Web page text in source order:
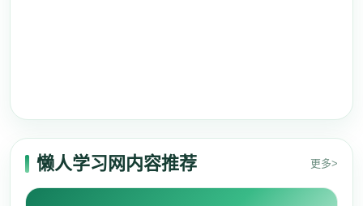
懒人学习网内容推荐 更多>